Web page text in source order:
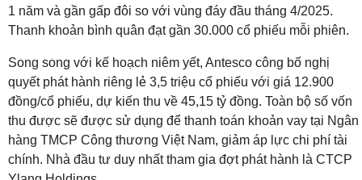
1 năm và gần gấp đôi so với vùng đáy đầu tháng 4/2025.
Thanh khoản bình quân đạt gần 30.000 cổ phiếu mỗi phiên.
Song song với kế hoạch niêm yết, Antesco công bố nghị
quyết phát hành riêng lẻ 3,5 triệu cổ phiếu với giá 12.900
đồng/cổ phiếu, dự kiến thu về 45,15 tỷ đồng. Toàn bộ số vốn
thu được sẽ được sử dụng để thanh toán khoản vay tại Ngân
hàng TMCP Công thương Việt Nam, giảm áp lực chi phí tài
chính. Nhà đầu tư duy nhất tham gia đợt phát hành là CTCP